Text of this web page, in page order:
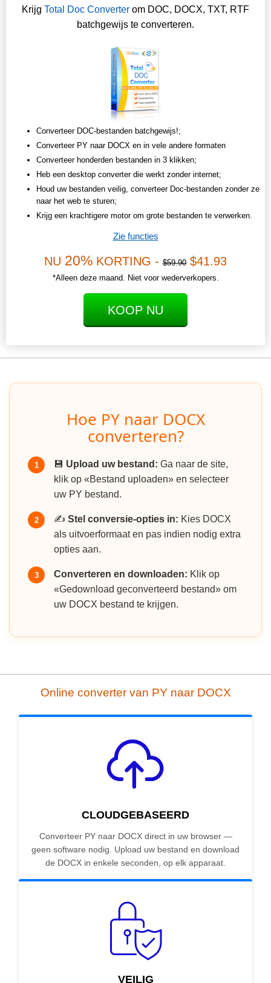
Krijg Total Doc Converter om DOC, DOCX, TXT, RTF
batchgewijs te converteren.
Converteer DOC-bestanden batchgewijs!;
Converteer PY naar DOCX en in vele andere formaten
Converteer honderden bestanden in 3 klikken;
Heb een desktop converter die werkt zonder internet;
Houd uw bestanden veilig, converteer Doc-bestanden zonder ze
naar het web te sturen;
Krijg een krachtigere motor om grote bestanden te verwerken.
Zie functies
NU 20% KORTING - $59.90 $41.93
*Alleen deze maand. Niet voor wederverkopers.
KOOP NU
Hoe PY naar DOCX
converteren?
1 💾 Upload uw bestand: Ga naar de site,
klik op «Bestand uploaden» en selecteer
uw PY bestand.
2 ✍️ Stel conversie-opties in: Kies DOCX
als uitvoerformaat en pas indien nodig extra
opties aan.
3 Converteren en downloaden: Klik op
«Gedownload geconverteerd bestand» om
uw DOCX bestand te krijgen.
Online converter van PY naar DOCX
CLOUDGEBASEERD
Converteer PY naar DOCX direct in uw browser —
geen software nodig. Upload uw bestand en download
de DOCX in enkele seconden, op elk apparaat.
VEILIG